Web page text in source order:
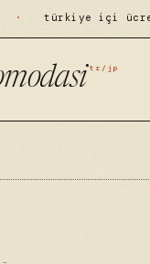
· türkiye içi
tr/jp